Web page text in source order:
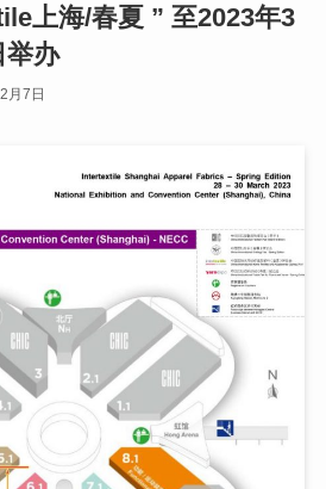
上海/春夏 ” 至2023年3
举办
月7日